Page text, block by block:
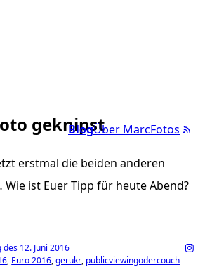
BlogÜber MarcFotos
geknipst
erstmal die beiden anderen
ist Euer Tipp für heute Abend?
12. Juni 2016
Euro 2016 gerukr publicviewingodercouch